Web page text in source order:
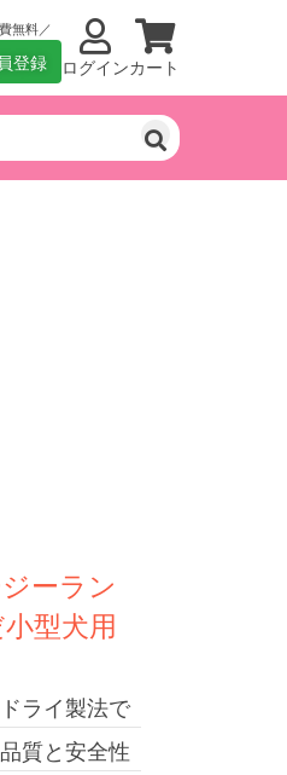
無料
登録 ログインカート
ーラン
型犬用
ライ製法で
質と安全性